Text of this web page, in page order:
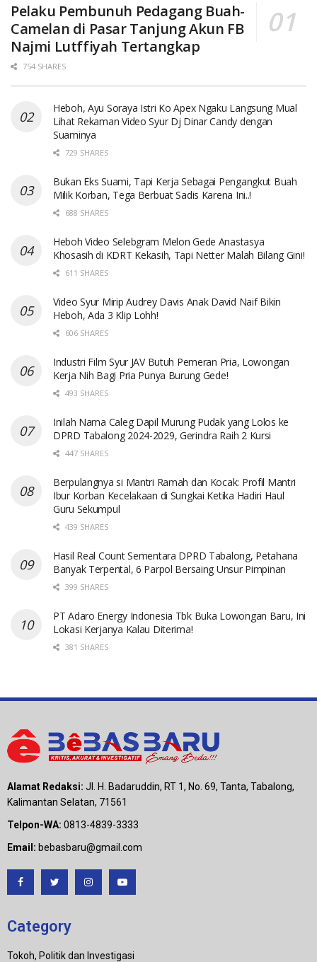
Pelaku Pembunuh Pedagang Buah-
Camelan di Pasar Tanjung Akun FB
Najmi Lutffiyah Tertangkap
754 SHARES
Heboh, Ayu Soraya Istri Ko Apex Ngaku Langsung Mual
Lihat Rekaman Video Syur Dj Dinar Candy dengan
Suaminya
729 SHARES
Bukan Eks Suami, Tapi Kerja Sebagai Pengangkut Buah
Milik Korban, Tega Berbuat Sadis Karena Ini..!
688 SHARES
Heboh Video Selebgram Melon Gede Anastasya
Khosasih di KDRT Kekasih, Tapi Netter Malah Bilang Gini!
611 SHARES
Video Syur Mirip Audrey Davis Anak David Naif Bikin
Heboh, Ada 3 Klip Lohh!
606 SHARES
Industri Film Syur JAV Butuh Pemeran Pria, Lowongan
Kerja Nih Bagi Pria Punya Burung Gede!
493 SHARES
Inilah Nama Caleg Dapil Murung Pudak yang Lolos ke
DPRD Tabalong 2024-2029, Gerindra Raih 2 Kursi
447 SHARES
Berpulangnya si Mantri Ramah dan Kocak: Profil Mantri
Ibur Korban Kecelakaan di Sungkai Ketika Hadiri Haul
Guru Sekumpul
439 SHARES
Hasil Real Count Sementara DPRD Tabalong, Petahana
Banyak Terpental, 6 Parpol Bersaing Unsur Pimpinan
399 SHARES
PT Adaro Energy Indonesia Tbk Buka Lowongan Baru, Ini
Lokasi Kerjanya Kalau Diterima!
381 SHARES
Alamat Redaksi: Jl. H. Badaruddin, RT 1, No. 69, Tanta, Tabalong,
Kalimantan Selatan, 71561
Telpon-WA: 0813-4839-3333
Email: bebasbaru@gmail.com
Category
Tokoh, Politik dan Investigasi